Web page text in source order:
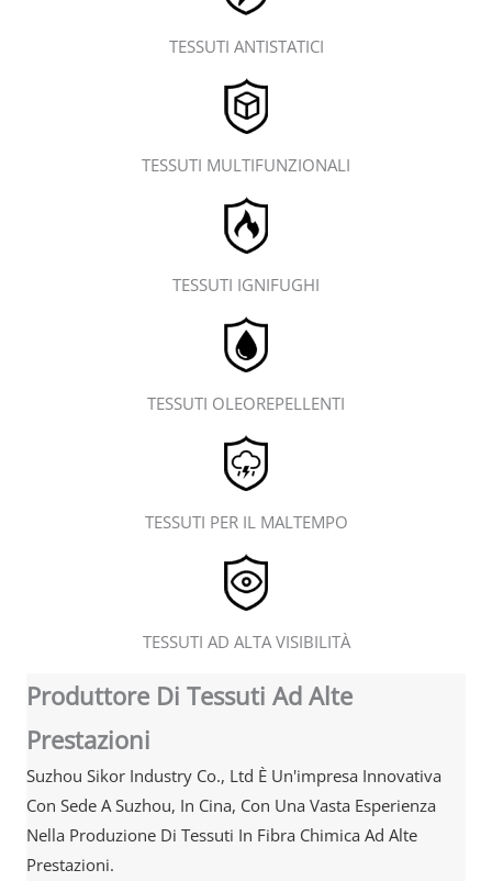
TESSUTI ANTISTATICI
TESSUTI MULTIFUNZIONALI
TESSUTI IGNIFUGHI
TESSUTI OLEOREPELLENTI
TESSUTI PER IL MALTEMPO
TESSUTI AD ALTA VISIBILITÀ
Produttore Di Tessuti Ad Alte
Prestazioni
Suzhou Sikor Industry Co., Ltd È Un'impresa Innovativa
Con Sede A Suzhou, In Cina, Con Una Vasta Esperienza
Nella Produzione Di Tessuti In Fibra Chimica Ad Alte
Prestazioni.